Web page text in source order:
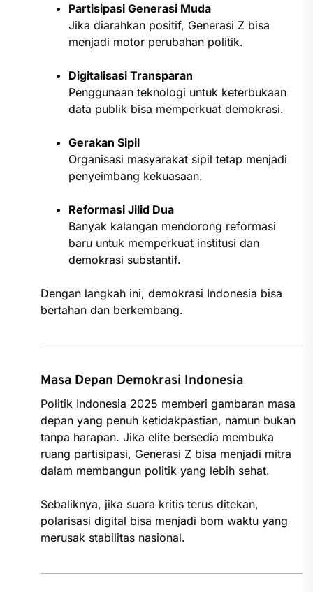
Partisipasi Generasi Muda
Jika diarahkan positif, Generasi Z bisa
menjadi motor perubahan politik.
Digitalisasi Transparan
Penggunaan teknologi untuk keterbukaan
data publik bisa memperkuat demokrasi.
Gerakan Sipil
Organisasi masyarakat sipil tetap menjadi
penyeimbang kekuasaan.
Reformasi Jilid Dua
Banyak kalangan mendorong reformasi
baru untuk memperkuat institusi dan
demokrasi substantif.
Dengan langkah ini, demokrasi Indonesia bisa
bertahan dan berkembang.
Masa Depan Demokrasi Indonesia
Politik Indonesia 2025 memberi gambaran masa
depan yang penuh ketidakpastian, namun bukan
tanpa harapan. Jika elite bersedia membuka
ruang partisipasi, Generasi Z bisa menjadi mitra
dalam membangun politik yang lebih sehat.
Sebaliknya, jika suara kritis terus ditekan,
polarisasi digital bisa menjadi bom waktu yang
merusak stabilitas nasional.